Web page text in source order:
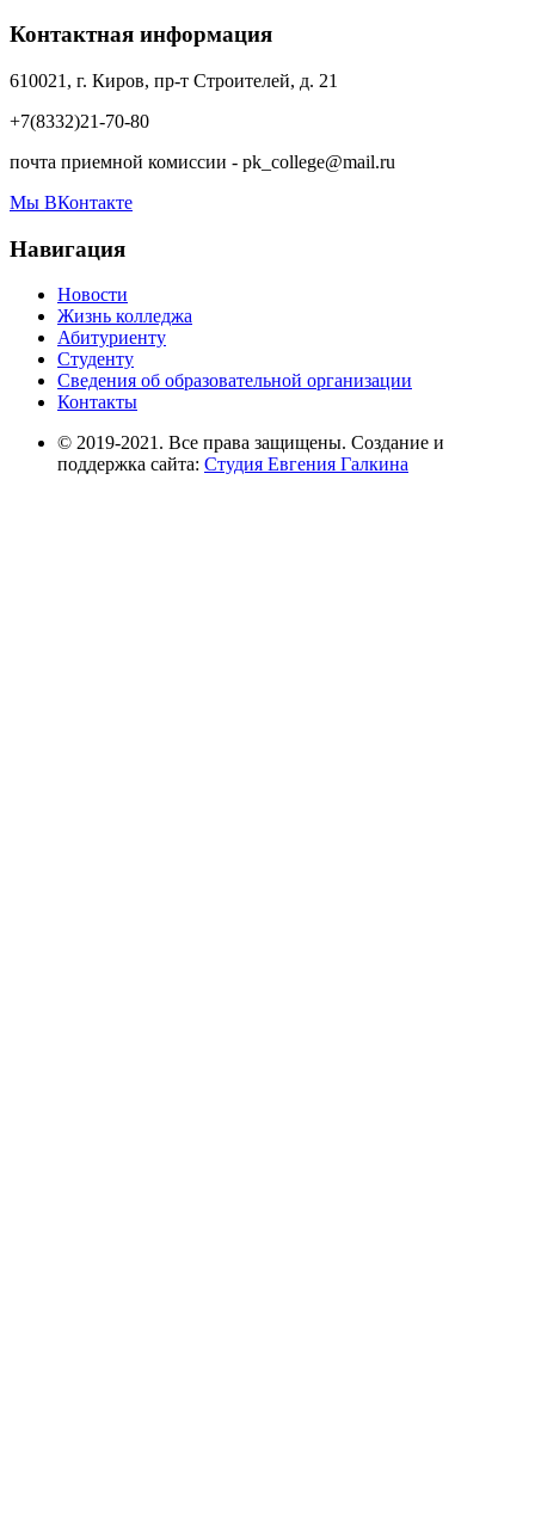
Контактная информация
610021, г. Киров, пр-т Строителей, д. 21
+7(8332)21-70-80
почта приемной комиссии - pk_college@mail.ru
Мы ВКонтакте
Навигация
Новости
Жизнь колледжа
Абитуриенту
Студенту
Сведения об образовательной организации
Контакты
© 2019-2021. Все права защищены. Создание и
поддержка сайта: Студия Евгения Галкина